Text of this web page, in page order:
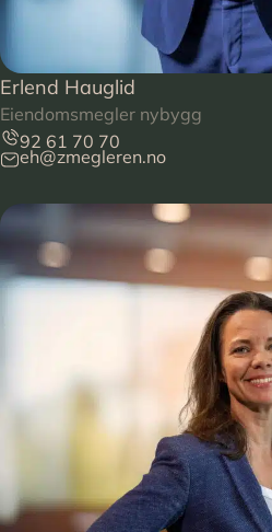
Erlend Hauglid
Eiendomsmegler nybygg
92 61 70 70
eh@zmegleren.no